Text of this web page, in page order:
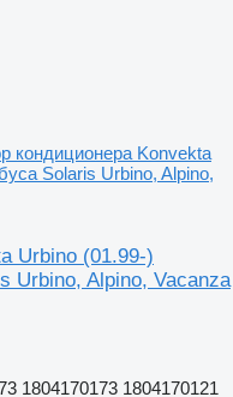
кондиционера Konvekta
Solaris Urbino, Alpino,
Urbino (01.99-)
Urbino, Alpino, Vacanza
1804170173 1804170121